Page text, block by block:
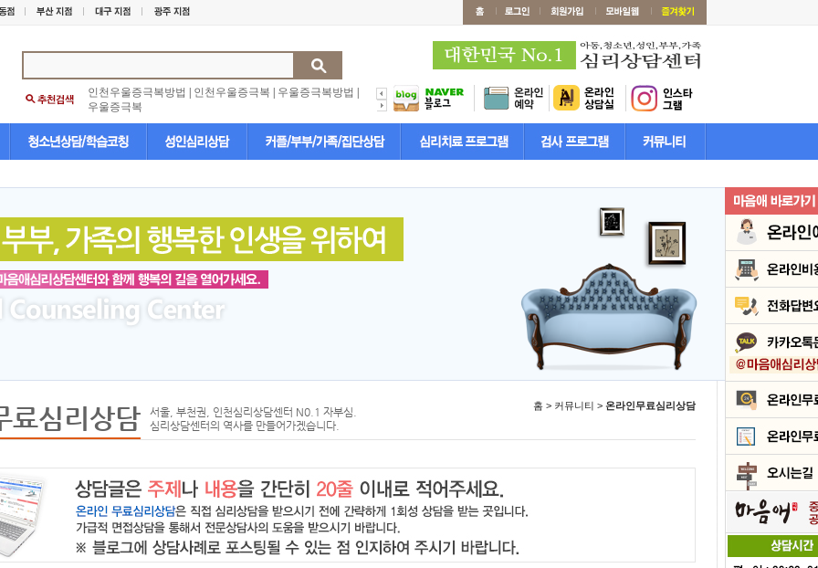
인천우울증극복방법 인천우울증극복 우울증극복방법
우울증극복
료심리상담
서울, 부천권, 인천심리상담센터 N0.1 자부심.
심리상담센터의 역사를 만들어가겠습니다.
홈 > 커뮤니티 > 온라인무료심리상담